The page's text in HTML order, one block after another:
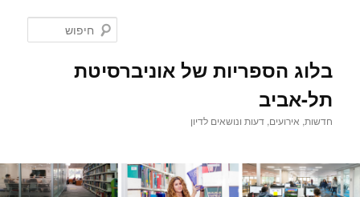
בלוג הספריות של אוניברסיטת
תל-אביב
חדשות, אירועים, דעות ונושאים לדיון